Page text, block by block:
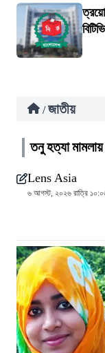
/ জাতীয়
তনু হত্যা মামলায়
Lens Asia
৬ আগস্ট, ২০২৬ রাত্রি